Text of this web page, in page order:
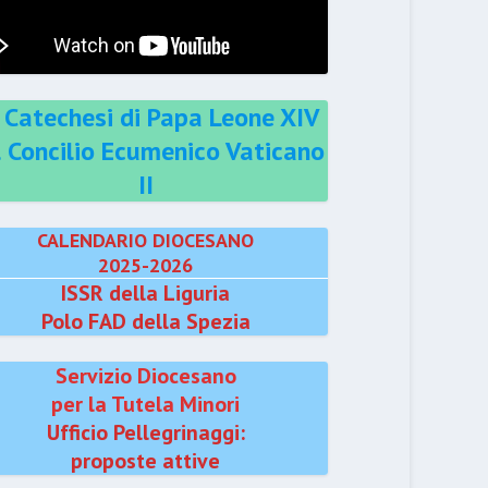
Catechesi di Papa Leone XIV
Ecumenico Vaticano
II
CALENDARIO DIOCESANO
2025-2026
ISSR della Liguria
Polo FAD della Spezia
Servizio Diocesano
per la Tutela Minori
Ufficio Pellegrinaggi:
proposte attive